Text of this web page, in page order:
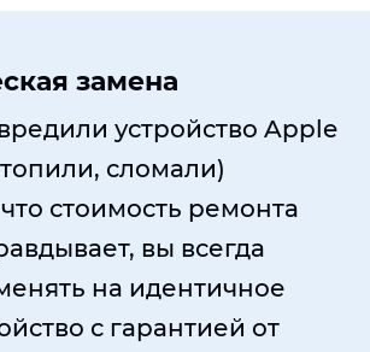
замена
устройство Apple
сломали)
стоимость ремонта
вы всегда
на идентичное
с гарантией от